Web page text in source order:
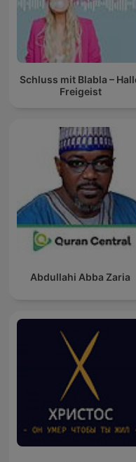
Schluss mit Blabla –
Freigeist
Abdullahi Abba Zaria